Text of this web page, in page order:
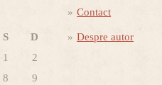
S
D
1
2
8
9
Contact
Despre autor